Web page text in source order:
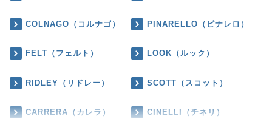
COLNAGO（コルナゴ） PINARELLO（ピナレロ）
FELT（フェルト） LOOK（ルック）
RIDLEY（リドレー） SCOTT（スコット）
CARRERA（カレラ） CINELLI（チネリ）